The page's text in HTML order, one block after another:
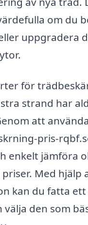
om du
uppgradera
för
strand har
att
pris-
enkelt jämföra
Med hjälp
kan du fatta
välja den som